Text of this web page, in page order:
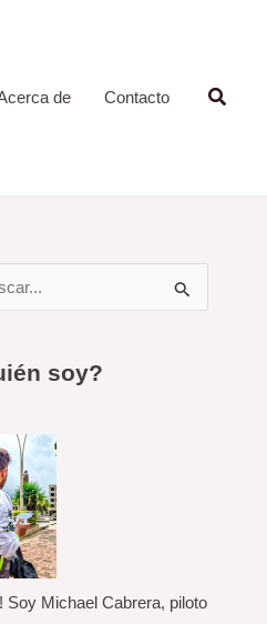
de Contacto
soy?
Soy Michael Cabrera, piloto